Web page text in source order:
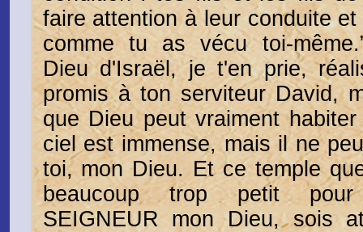
faire attention à leur conduite
comme tu as vécu toi-
Dieu d'Israël, je t'en prie,
promis à ton serviteur David,
que Dieu peut vraiment
ciel est immense, mais il ne
toi, mon Dieu. Et ce temple
beaucoup trop petit
SEIGNEUR mon Dieu, sois